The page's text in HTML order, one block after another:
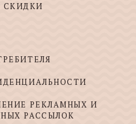
СКИДКИ
РЕКЛАМНЫХ И
РАССЫЛОК